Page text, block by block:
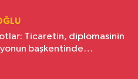
Ticaretin, diplomasinin
başkentinde